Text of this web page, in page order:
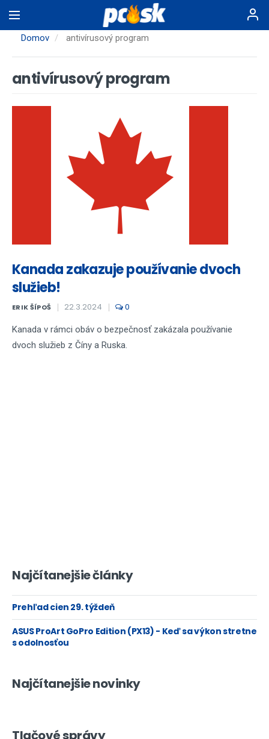
na
hlavnýDomov antivírusový program
antivírusový program
Kanada zakazuje používanie dvoch
služieb!
ERIK ŠÍPOŠ 22.3.2024 0
Kanada v rámci obáv o bezpečnosť zakázala používanie
dvoch služieb z Číny a Ruska.
Najčítanejšie články
Prehľad cien 29. týždeň
ASUS ProArt GoPro Edition (PX13) - Keď sa výkon stretne
s odolnosťou
Najčítanejšie novinky
Tlačové správy